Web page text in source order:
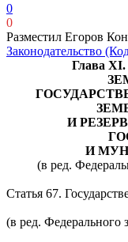
0
0
Разместил Егоров
Законодательство
Глава XI
И
И
(в ред.
Статья 67.
(в ред. Федерального